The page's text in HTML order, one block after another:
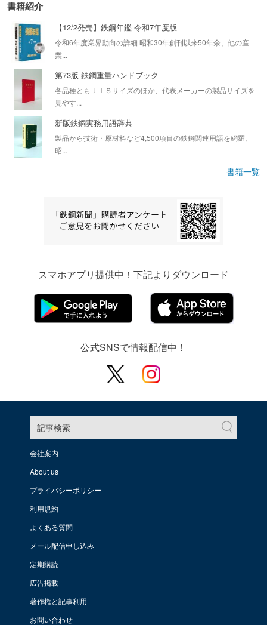
書籍紹介
【12/2発売】鉄鋼年鑑 令和7年度版
令和6年度業界動向の詳細 昭和30年創刊以来50年余、他の産
業...
第73版 鉄鋼重量ハンドブック
各品種ともＪＩＳサイズのほか、代表メーカーの製品サイズを
見やす...
新版鉄鋼実務用語辞典
製品から技術・原材料など4,500項目の鉄鋼関連用語を網羅、
昭...
書籍一覧
スマホアプリ提供中！下記よりダウンロード
公式SNSで情報配信中！
記事検索
会社案内
About us
プライバシーポリシー
利用規約
よくある質問
メール配信申し込み
定期購読
広告掲載
著作権と記事利用
お問い合わせ